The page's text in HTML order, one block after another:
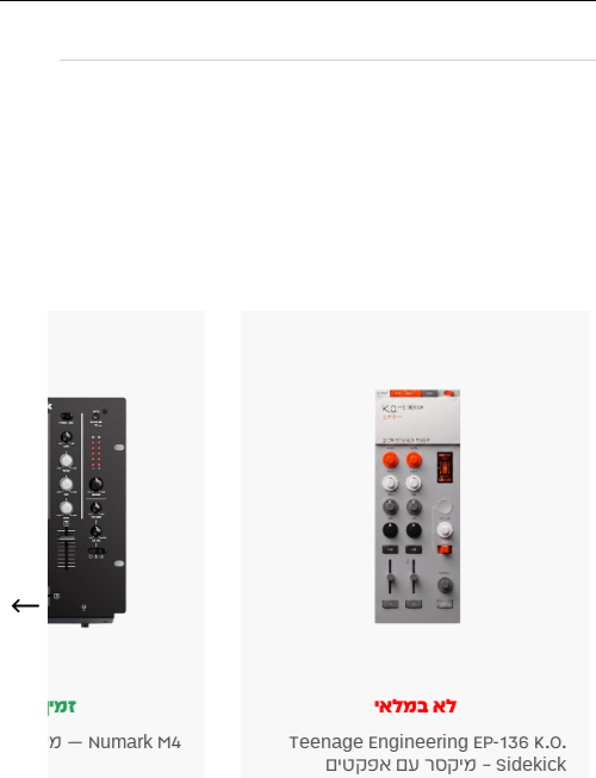
Numark M4 — מיקסר דיג׳י 3 ערוצים